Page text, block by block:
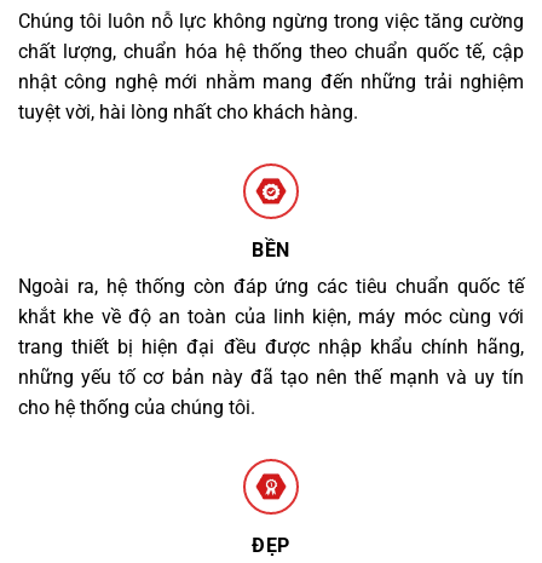
Chúng tôi luôn nỗ lực không ngừng trong việc tăng cường
chất lượng, chuẩn hóa hệ thống theo chuẩn quốc tế, cập
nhật công nghệ mới nhằm mang đến những trải nghiệm
tuyệt vời, hài lòng nhất cho khách hàng.
BỀN
Ngoài ra, hệ thống còn đáp ứng các tiêu chuẩn quốc tế
khắt khe về độ an toàn của linh kiện, máy móc cùng với
trang thiết bị hiện đại đều được nhập khẩu chính hãng,
những yếu tố cơ bản này đã tạo nên thế mạnh và uy tín
cho hệ thống của chúng tôi.
ĐẸP